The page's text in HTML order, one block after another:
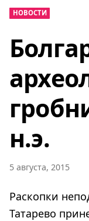
НОВОСТИ
н.э.
5 августа, 2015
Раскопки
Татарево